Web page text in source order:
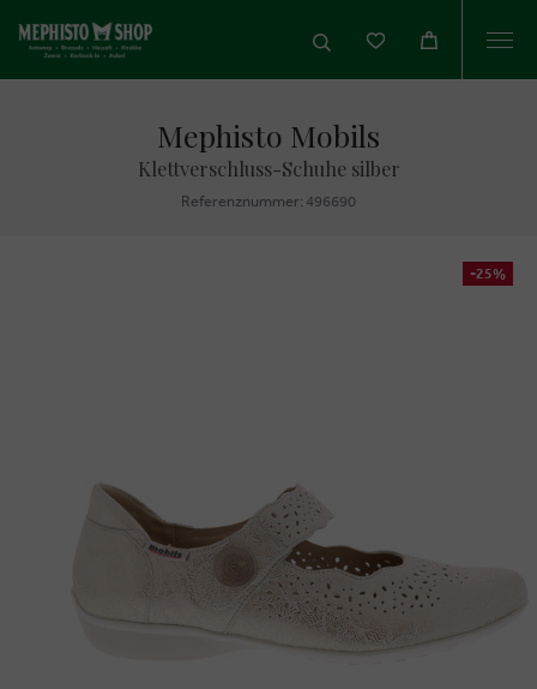
Mephisto Mobils
Klettverschluss-Schuhe silber
Referenznummer: 496690
-25%